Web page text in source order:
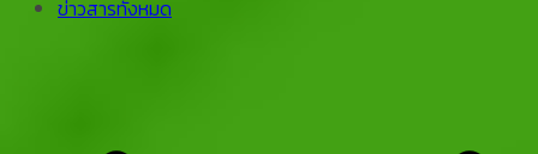
ข่าวสารทั้งหมด